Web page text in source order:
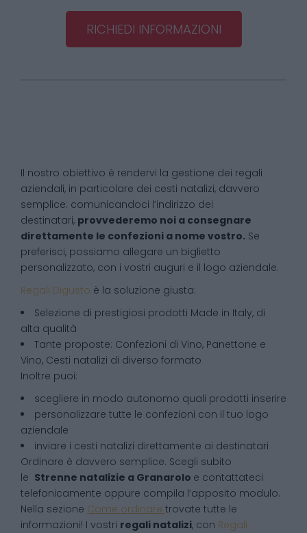
RICHIEDI INFORMAZIONI
Il nostro obiettivo è rendervi la gestione dei regali
aziendali, in particolare dei cesti natalizi, davvero
semplice: comunicandoci l’indirizzo dei
destinatari, provvederemo noi a consegnare
direttamente le confezioni a nome vostro. Se
preferisci, possiamo allegare un biglietto
personalizzato, con i vostri auguri e il logo aziendale.
Regali Digusto è la soluzione giusta:
Selezione di prestigiosi prodotti Made in Italy, di
alta qualità
Tante proposte: Confezioni di Vino, Panettone e
Vino, Cesti natalizi di diverso formato
Inoltre puoi:
scegliere in modo autonomo quali prodotti inserire
personalizzare tutte le confezioni con il tuo logo
aziendale
inviare i cesti natalizi direttamente ai destinatari
Ordinare è davvero semplice. Scegli subito
le Strenne natalizie a Granarolo e contattateci
telefonicamente oppure compila l’apposito modulo.
Nella sezione Come ordinare trovate tutte le
informazioni! I vostri regali natalizi, con Regali